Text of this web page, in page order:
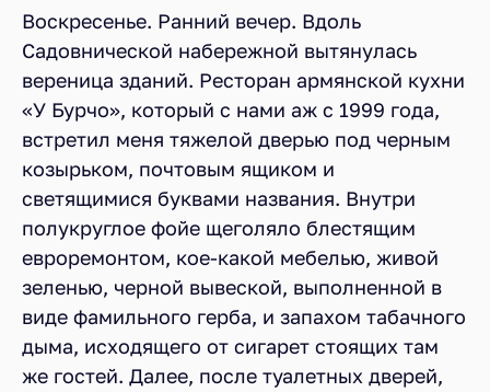
Воскресенье. Ранний вечер. Вдоль
Садовнической набережной вытянулась
вереница зданий. Ресторан армянской кухни
«У Бурчо», который с нами аж с 1999 года,
встретил меня тяжелой дверью под черным
козырьком, почтовым ящиком и
светящимися буквами названия. Внутри
полукруглое фойе щеголяло блестящим
евроремонтом, кое-какой мебелью, живой
зеленью, черной вывеской, выполненной в
виде фамильного герба, и запахом табачного
дыма, исходящего от сигарет стоящих там
же гостей. Далее, после туалетных дверей,